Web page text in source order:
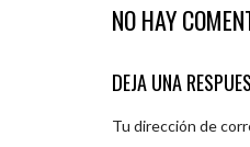
NO HAY
DEJA UNA
Tu dirección de